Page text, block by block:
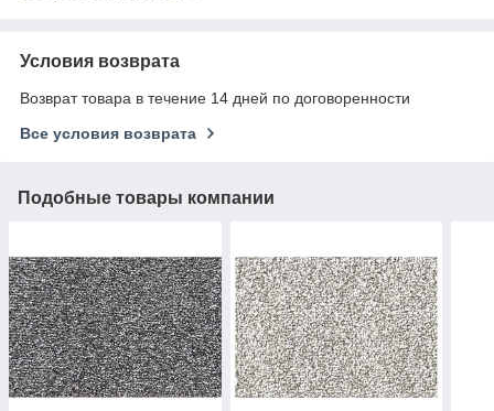
Условия возврата
Возврат товара в течение 14 дней по договоренности
Все условия возврата
Подобные товары компании